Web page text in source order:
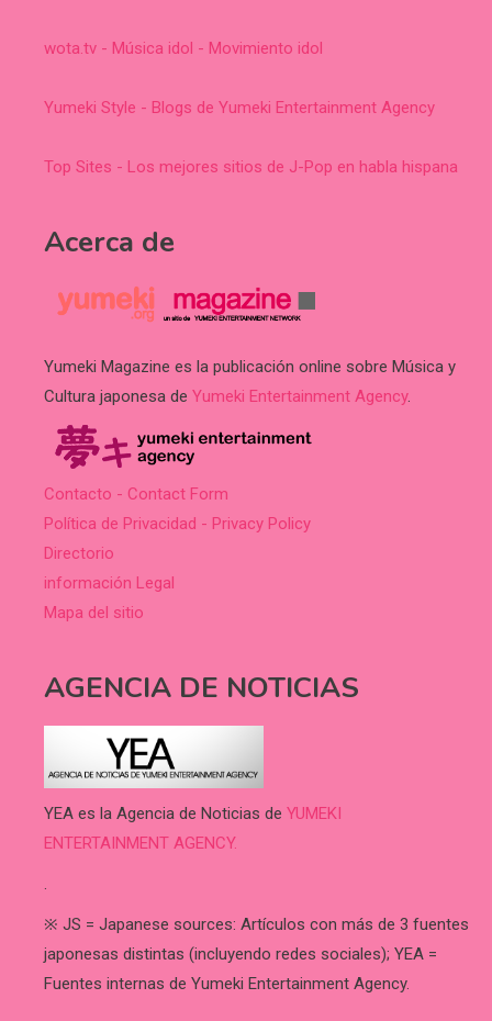
wota.tv - Música idol - Movimiento idol
Yumeki Style - Blogs de Yumeki Entertainment Agency
Top Sites - Los mejores sitios de J-Pop en habla hispana
Acerca de
Yumeki Magazine es la publicación online sobre Música y
Cultura japonesa de Yumeki Entertainment Agency.
Contacto - Contact Form
Política de Privacidad - Privacy Policy
Directorio
información Legal
Mapa del sitio
AGENCIA DE NOTICIAS
YEA es la Agencia de Noticias de YUMEKI
ENTERTAINMENT AGENCY.
.
※ JS = Japanese sources: Artículos con más de 3 fuentes
japonesas distintas (incluyendo redes sociales); YEA =
Fuentes internas de Yumeki Entertainment Agency.